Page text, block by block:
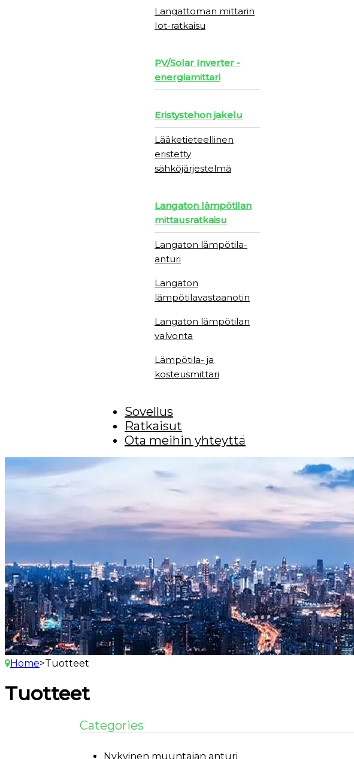
Langattoman mittarin
Iot-ratkaisu
PV/Solar Inverter -
energiamittari
Eristystehon jakelu
Lääketieteellinen
eristetty
sähköjärjestelmä
Langaton lämpötilan
mittausratkaisu
Langaton lämpötila-
anturi
Langaton
lämpötilavastaanotin
Langaton lämpötilan
valvonta
Lämpötila- ja
kosteusmittari
Sovellus
Ratkaisut
Ota meihin yhteyttä
Home>Tuotteet
Tuotteet
Categories
Nykyinen muuntajan anturi